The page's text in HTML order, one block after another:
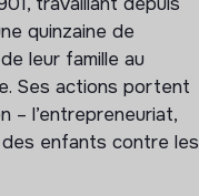
quinzaine de
leur famille au
Ses actions portent
– l’entrepreneuriat,
enfants contre les